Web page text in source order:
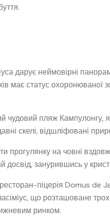
дарує неймовірні
має статус охоронюваної
чудовий пляж Кампулонгу,
скелі, відшліфовані
прогулянку на човні
занурившись у
піцерія Domus de
що розташоване
ринком.